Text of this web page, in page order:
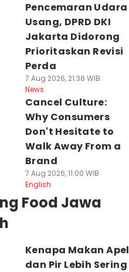
Pencemaran Udara
Usang, DPRD DKI
Jakarta Didorong
Prioritaskan Revisi
Perda
7 Aug 2026, 21:38 WIB
News
Cancel Culture:
Why Consumers
Don't Hesitate to
Walk Away From a
Brand
7 Aug 2026, 11:00 WIB
English
Food Jawa
Kenapa Makan Apel
dan Pir Lebih Sering